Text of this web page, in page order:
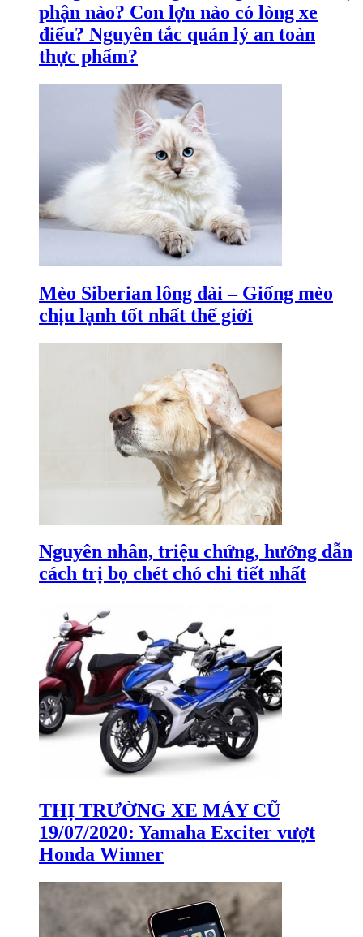
phận nào? Con lợn nào có lòng xe
điếu? Nguyên tắc quản lý an toàn
thực phẩm?
Mèo Siberian lông dài – Giống mèo
chịu lạnh tốt nhất thế giới
Nguyên nhân, triệu chứng, hướng dẫn
cách trị bọ chét chó chi tiết nhất
THỊ TRƯỜNG XE MÁY CŨ
19/07/2020: Yamaha Exciter vượt
Honda Winner